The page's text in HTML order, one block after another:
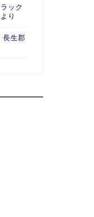
ック
より
長生郡